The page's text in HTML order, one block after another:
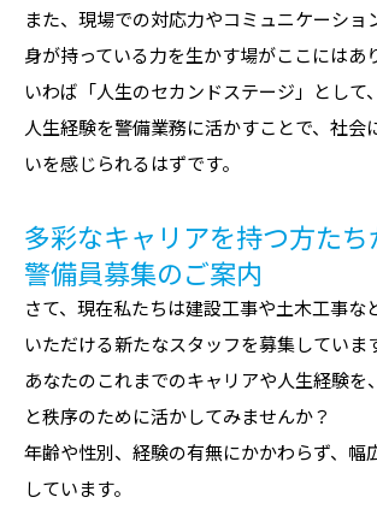
また、現場での対応力やコミュニケーショ
身が持っている力を生かす場がここにはあ
いわば「人生のセカンドステージ」として
人生経験を警備業務に活かすことで、社会
いを感じられるはずです。
多彩なキャリアを持つ方たち
警備員募集のご案内
さて、現在私たちは建設工事や土木工事な
いただける新たなスタッフを募集していま
あなたのこれまでのキャリアや人生経験を
と秩序のために活かしてみませんか？
年齢や性別、経験の有無にかかわらず、幅
しています。